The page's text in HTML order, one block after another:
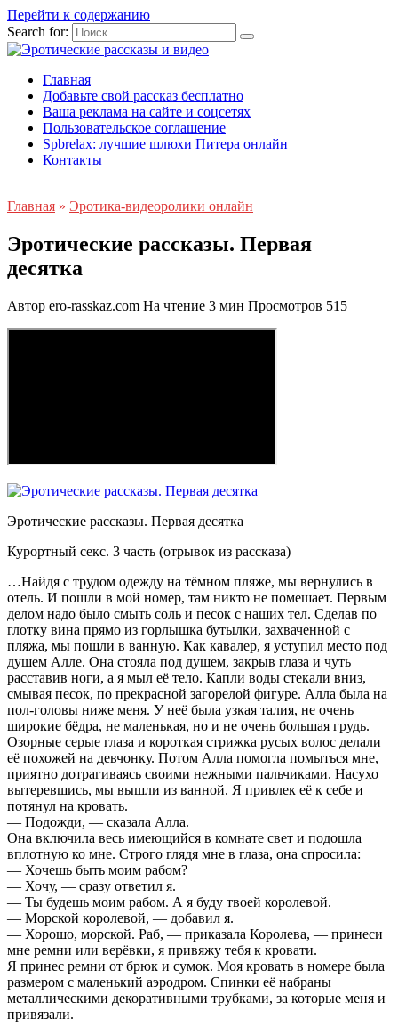
Перейти к содержанию
Search for:
Главная
Добавьте свой рассказ бесплатно
Ваша реклама на сайте и соцсетях
Пользовательское соглашение
Spbrelax: лучшие шлюхи Питера онлайн
Контакты
Главная » Эротика-видеоролики онлайн
Эротические рассказы. Первая
десятка
Автор ero-rasskaz.com На чтение 3 мин Просмотров 515
Эротические рассказы. Первая десятка
Курортный секс. 3 часть (отрывок из рассказа)
…Найдя с трудом одежду на тёмном пляже, мы вернулись в
отель. И пошли в мой номер, там никто не помешает. Первым
делом надо было смыть соль и песок с наших тел. Сделав по
глотку вина прямо из горлышка бутылки, захваченной с
пляжа, мы пошли в ванную. Как кавалер, я уступил место под
душем Алле. Она стояла под душем, закрыв глаза и чуть
расставив ноги, а я мыл её тело. Капли воды стекали вниз,
смывая песок, по прекрасной загорелой фигуре. Алла была на
пол-головы ниже меня. У неё была узкая талия, не очень
широкие бёдра, не маленькая, но и не очень большая грудь.
Озорные серые глаза и короткая стрижка русых волос делали
её похожей на девчонку. Потом Алла помогла помыться мне,
приятно дотрагиваясь своими нежными пальчиками. Насухо
вытеревшись, мы вышли из ванной. Я привлек её к себе и
потянул на кровать.
— Подожди, — сказала Алла.
Она включила весь имеющийся в комнате свет и подошла
вплотную ко мне. Строго глядя мне в глаза, она спросила:
— Хочешь быть моим рабом?
— Хочу, — сразу ответил я.
— Ты будешь моим рабом. А я буду твоей королевой.
— Морской королевой, — добавил я.
— Хорошо, морской. Раб, — приказала Королева, — принеси
мне ремни или верёвки, я привяжу тебя к кровати.
Я принес ремни от брюк и сумок. Моя кровать в номере была
размером с маленький аэродром. Спинки её набраны
металлическими декоративными трубками, за которые меня и
привязали.